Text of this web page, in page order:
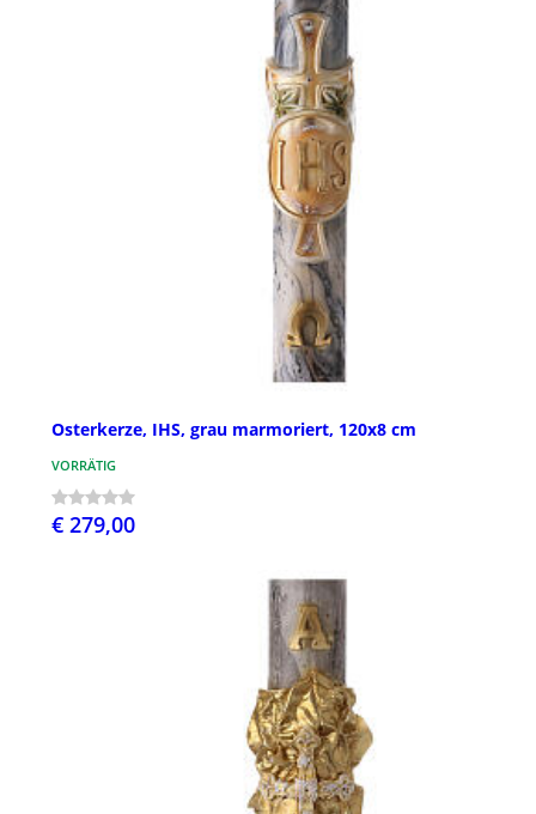
Osterkerze, IHS, grau marmoriert, 120x8 cm
VORRÄTIG
€ 279,00